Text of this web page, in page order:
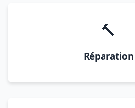
🔨
Réparation